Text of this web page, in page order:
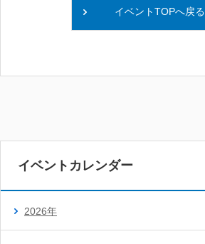
イベントTOPへ戻る
イベントカレンダー
2026年